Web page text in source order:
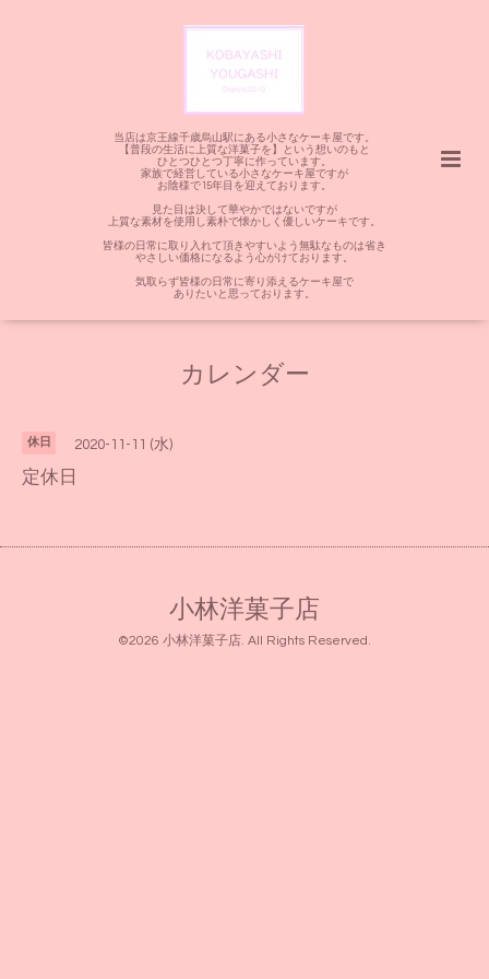
当店は京王線千歳烏山駅にある小さなケーキ屋です。
【普段の生活に上質な洋菓子を】という想いのもと
ひとつひとつ丁寧に作っています。
家族で経営している小さなケーキ屋ですが
お陰様で15年目を迎えております。
見た目は決して華やかではないですが
上質な素材を使用し素朴で懐かしく優しいケーキです。
皆様の日常に取り入れて頂きやすいよう無駄なものは省き
やさしい価格になるよう心がけております。
気取らず皆様の日常に寄り添えるケーキ屋で
ありたいと思っております。
カレンダー
休日 2020-11-11 (水)
定休日
小林洋菓子店
©2026 小林洋菓子店. All Rights Reserved.